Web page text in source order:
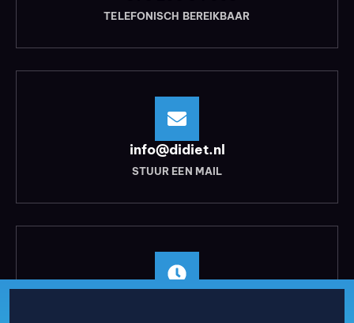
TELEFONISCH BEREIKBAAR
info@didiet.nl
STUUR EEN MAIL